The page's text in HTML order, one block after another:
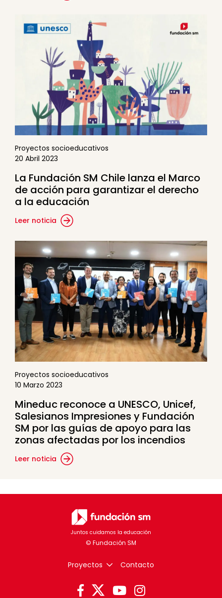
Proyectos socioeducativos
20 Abril 2023
La Fundación SM Chile lanza el Marco
de acción para garantizar el derecho
a la educación
Leer noticia
Proyectos socioeducativos
10 Marzo 2023
Mineduc reconoce a UNESCO, Unicef,
Salesianos Impresiones y Fundación
SM por las guías de apoyo para las
zonas afectadas por los incendios
Leer noticia
Juntos cuidamos la educación
Proyectos Contacto